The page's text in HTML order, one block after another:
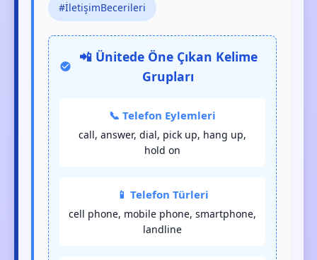
#İletişimBecerileri
📲 Ünitede Öne Çıkan Kelime
Grupları
📞 Telefon Eylemleri
call, answer, dial, pick up, hang up,
hold on
📱 Telefon Türleri
cell phone, mobile phone, smartphone,
landline